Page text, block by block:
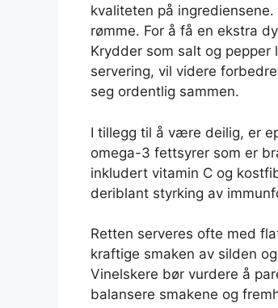
kvaliteten på
rømme. For å få en ekstra
Krydder som salt og
servering, vil videre
seg ordentlig sammen.
I tillegg til å være deilig, er
omega-3 fettsyrer som er
inkludert vitamin C og
deriblant styrking av
Retten serveres ofte med
kraftige smaken av silden
Vinelskere bør vurdere å
balansere smakene og